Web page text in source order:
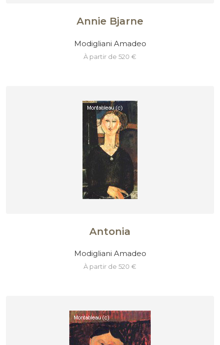
Annie Bjarne
Modigliani Amadeo
à partir de 520 €
Antonia
Modigliani Amadeo
à partir de 520 €